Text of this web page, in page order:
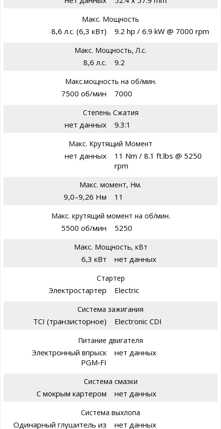
Макс. Мощность
8,6 л.с. (6,3 кВт) 9.2 hp / 6.9 kW @ 7000 rpm
Макс. Мощность, Л.с.
8,6 л.с. 9.2
Макс.мощность на об/мин.
7500 об/мин 7000
Степень Сжатия
нет данных 9.3:1
Макс. Крутящий Момент
нет данных
11 Nm / 8.1 ft.lbs @ 5250
rpm
Макс. момент, Нм.
9,0–9,26 Нм 11
Макс. крутящий момент на об/мин.
5500 об/мин 5250
Макс. Мощность, кВт
6,3 кВт нет данных
Стартер
Электростартер Electric
Система зажигания
TCI (транзисторное) Electronic CDI
Питание двигателя
Электронный впрыск
PGM‑FI
нет данных
Система смазки
С мокрым картером нет данных
Система выхлопа
Одинарный глушитель из
нет данных